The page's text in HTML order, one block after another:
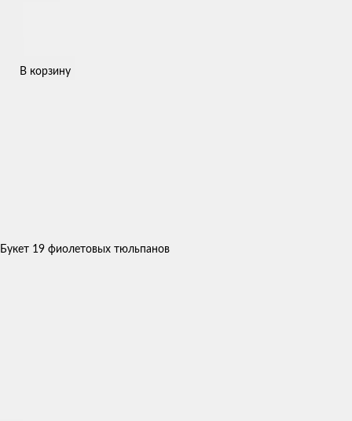
В корзину
Букет 19 фиолетовых тюльпанов